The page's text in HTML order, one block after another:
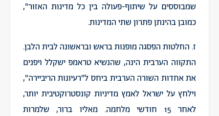
שמבוססים על שיתוף-פעולה בין כל מדינות האזור",
כמובן בהינתן פתרון שתי המדינות.
ז. החלטות הפסגה מופנות בראש ובראשונה לבית הלבן.
התקווה הערבית הינה, שהנשיא טראמפ ישקלל ויפנים
את אחדות השורה הערבית ביחס ל"רעיונות הריביירה",
וילחץ על ישראל לאמץ מדיניות קונסטרוקטיבית יותר,
לאחר 15 חודשי מלחמה. מאליו ברור, שלמרות